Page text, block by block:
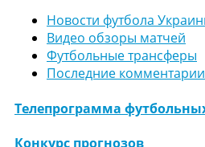
Новости футбола
Видео обзоры матчей
Футбольные трансферы
Последние комментарии
Телепрограмма
Конкурс прогнозов